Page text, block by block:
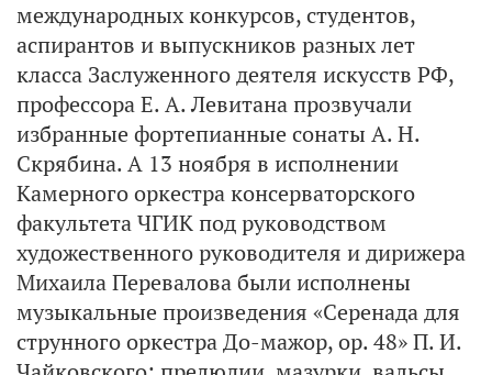
международных конкурсов, студентов,
аспирантов и выпускников разных лет
класса Заслуженного деятеля искусств РФ,
профессора Е. А. Левитана прозвучали
избранные фортепианные сонаты А. Н.
Скрябина. А 13 ноября в исполнении
Камерного оркестра консерваторского
факультета ЧГИК под руководством
художественного руководителя и дирижера
Михаила Перевалова были исполнены
музыкальные произведения «Серенада для
струнного оркестра До-мажор, op. 48» П. И.